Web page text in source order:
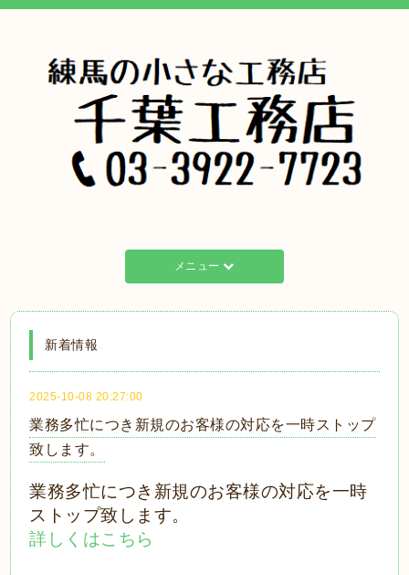
メニュー
新着情報
2025-10-08 20:27:00
業務多忙につき新規のお客様の対応を一時ストップ
致します。
業務多忙につき新規のお客様の対応を一時
ストップ致します。
詳しくはこちら